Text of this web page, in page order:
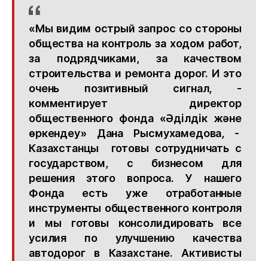
«Мы видим острый запрос со стороны
общества на контроль за ходом работ,
за подрядчиками, за качеством
строительства и ремонта дорог. И это
очень позитивный сигнал, -
комментирует директор
общественного фонда «Әділдік және
өркендеу» Дана Рысмухамедова, -
Казахстанцы готовы сотрудничать с
государством, с бизнесом для
решения этого вопроса. У нашего
Фонда есть уже отработанные
инструменты общественного контроля
и мы готовы консолидировать все
усилия по улучшению качества
автодорог в Казахстане. Активисты